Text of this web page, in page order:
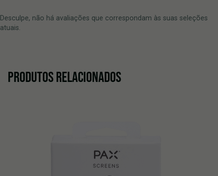
Desculpe, não há avaliações que correspondam às suas seleções
atuais.
PRODUTOS RELACIONADOS